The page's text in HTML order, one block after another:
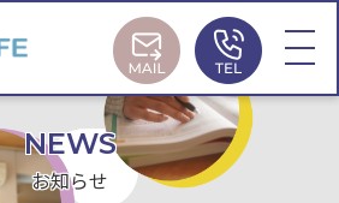
MAIL TEL
NEWS
お知らせ